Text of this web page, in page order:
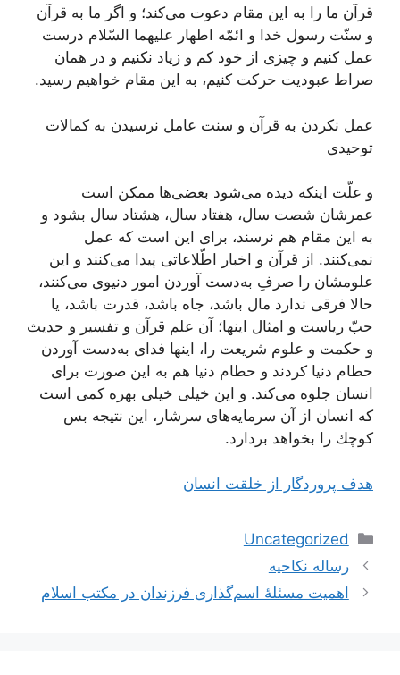
قرآن ما را به این مقام دعوت می‌كند؛ و اگر ما به قرآن
و سنّت رسول خدا و ائمّه اطهار علیهما السّلام درست
عمل كنیم و چیزی از خود كم و زیاد نكنیم و در همان
صراط عبودیت حركت كنیم، به این مقام خواهیم رسید.
عمل نکردن به قرآن و سنت عامل نرسیدن به كمالات
توحیدی
و علّت اینكه دیده می‌شود بعضی‌ها ممكن است
عمرشان شصت سال، هفتاد سال، هشتاد سال بشود و
به این مقام هم نرسند، برای این است كه عمل
نمی‌كنند. از قرآن و اخبار اطّلاعاتی پیدا می‌كنند و این
علومشان را صرفِ به‌دست آوردن امور دنیوی می‌كنند،
حالا فرقی ندارد مال باشد، جاه باشد، قدرت باشد، یا
حبّ ریاست و امثال اینها؛ آن علم قرآن و تفسیر و حدیث
و حكمت و علوم شریعت را، اینها فدای به‌دست آوردن
حطام دنیا كردند و حطام دنیا هم به این صورت برای
انسان جلوه می‌كند. و این خیلی خیلی بهره كمی است
كه انسان از آن سرمایه‌های سرشار، این نتیجه بس
كوچك را بخواهد بردارد.
هدف پروردگار از خلقت انسان
دسته‌ها
Uncategorized
ناوبری
نوشته‌ها
رساله نکاحیه
اهمیت مسئلۀ اسم‌گذارى فرزندان در مكتب اسلام